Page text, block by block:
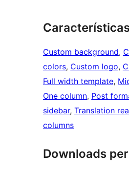
Custom background,
colors, Custom logo,
Full width template,
One column, Post
sidebar, Translation
columns
Downloads